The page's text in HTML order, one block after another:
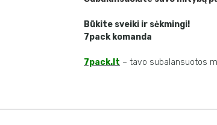
Būkite sveiki ir sėkmingi!
7pack komanda
7pack.lt – tavo subalansuotos